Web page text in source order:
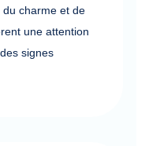
charme et de
une attention
signes